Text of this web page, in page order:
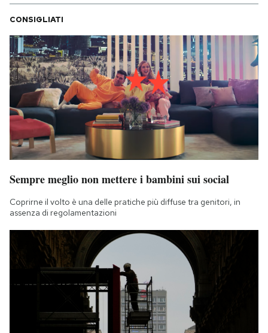
CONSIGLIATI
Sempre meglio non mettere i bambini sui social
Coprirne il volto è una delle pratiche più diffuse tra genitori, in
assenza di regolamentazioni